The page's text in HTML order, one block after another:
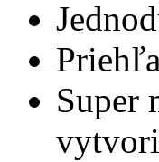
Super